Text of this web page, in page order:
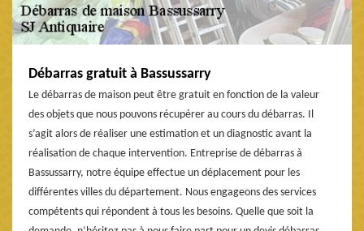
Débarras gratuit à Bassussarry
Le débarras de maison peut être gratuit en fonction de la valeur
des objets que nous pouvons récupérer au cours du débarras. Il
s’agit alors de réaliser une estimation et un diagnostic avant la
réalisation de chaque intervention. Entreprise de débarras à
Bassussarry, notre équipe effectue un déplacement pour les
différentes villes du département. Nous engageons des services
compétents qui répondent à tous les besoins. Quelle que soit la